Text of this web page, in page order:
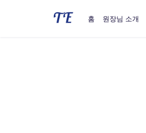
홈 원장님 소개